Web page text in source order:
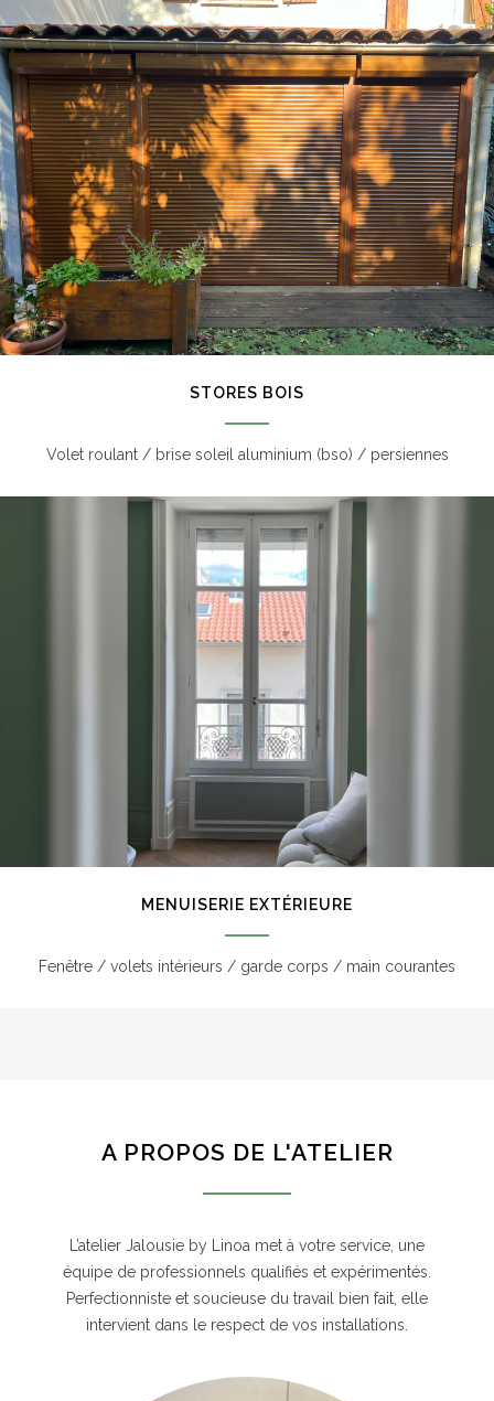
STORES BOIS
Volet roulant / brise soleil aluminium (bso) / persiennes
MENUISERIE EXTÉRIEURE
Fenêtre / volets intérieurs / garde corps / main courantes
A PROPOS DE L'ATELIER
L’atelier Jalousie by Linoa met à votre service, une
équipe de professionnels qualifiés et expérimentés.
Perfectionniste et soucieuse du travail bien fait, elle
intervient dans le respect de vos installations.